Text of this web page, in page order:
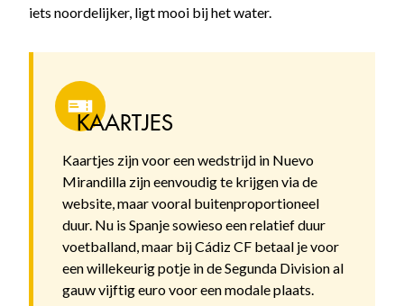
iets noordelijker, ligt mooi bij het water.
KAARTJES
Kaartjes zijn voor een wedstrijd in Nuevo
Mirandilla zijn eenvoudig te krijgen via de
website, maar vooral buitenproportioneel
duur. Nu is Spanje sowieso een relatief duur
voetballand, maar bij Cádiz CF betaal je voor
een willekeurig potje in de Segunda Division al
gauw vijftig euro voor een modale plaats.